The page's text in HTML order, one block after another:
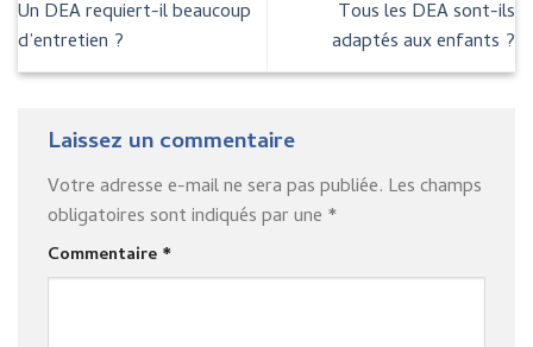
Un DEA requiert-il beaucoup
d’entretien ?
Tous les DEA sont-ils
adaptés aux enfants ?
Laissez un commentaire
Votre adresse e-mail ne sera pas publiée. Les champs
obligatoires sont indiqués par une *
Commentaire *